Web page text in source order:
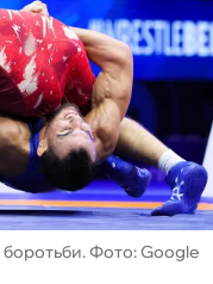
боротьби. Фото: Google